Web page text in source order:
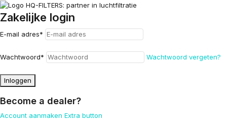
Zakelijke login
E-mail adres*
Wachtwoord* Wachtwoord vergeten?
Inloggen
Become a dealer?
Account aanmaken Extra button